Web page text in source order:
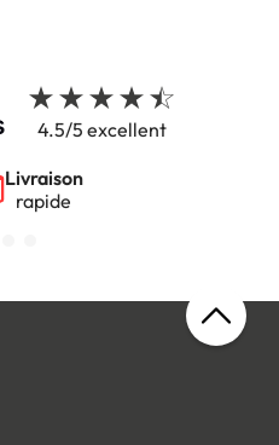
4.5/5 excellent
Livraison
rapide